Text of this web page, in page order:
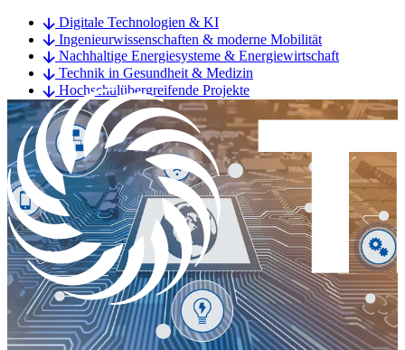
Digitale Technologien & KI
Ingenieurwissenschaften & moderne Mobilität
Nachhaltige Energiesysteme & Energiewirtschaft
Technik in Gesundheit & Medizin
Hochschulübergreifende Projekte